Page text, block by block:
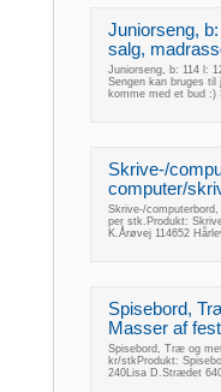
Juniorseng,
salg,
Juniorseng, b: 114 l:
Sengen kan bruges
komme med et bud :)
Skrive-/
computer/
Skrive-/
per stk.Produkt:
K.Årøvej 114652
Spisebord,
Masser af
Spisebord, Træ og
kr/stkProdukt:
240Lisa D.Strædet